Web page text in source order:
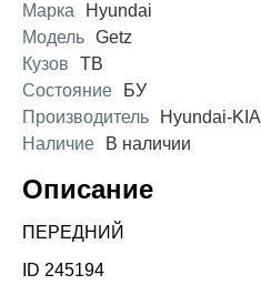
Марка
Hyundai
Модель Getz
Кузов
TB
Состояние
БУ
Производитель
Hyundai-KIA
Наличие
В наличии
Описание
ПЕРЕДНИЙ
ID 245194